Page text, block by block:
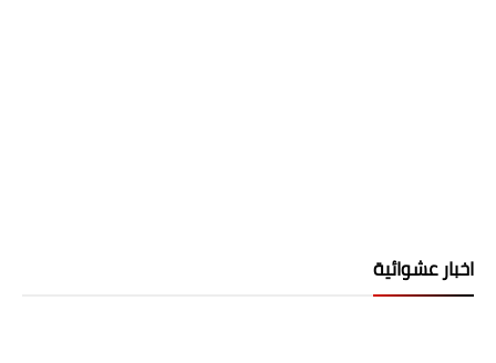
اخبار عشوائية